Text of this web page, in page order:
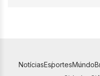
NotíciasEsportesMundo